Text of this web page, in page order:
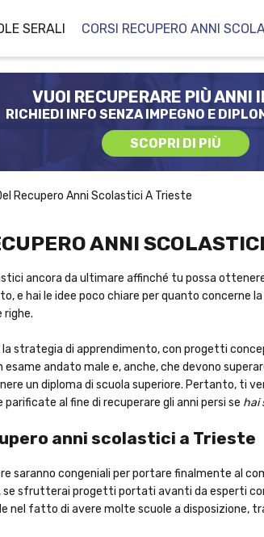
SERALI CORSI RECUPERO ANNI
VUOI RECUPERARE PIÙ ANNI
RICHIEDI INFO SENZA IMPEGNO E
SCOPRI DI PIÙ
Recupero Anni Scolastici A Trieste
ANNI
ancora da ultimare affinché tu possa
hai le idee poco chiare per quanto concerne
righe.
strategia di apprendimento, con progetti
andato male e, anche, che devono
un diploma di scuola superiore. Pertanto, ti
al fine di recuperare gli anni persi se hai
anni scolastici a Trieste
saranno congeniali per portare finalmente al
se sfrutterai progetti portati avanti da esperti
nel fatto di avere molte scuole a disposizione,